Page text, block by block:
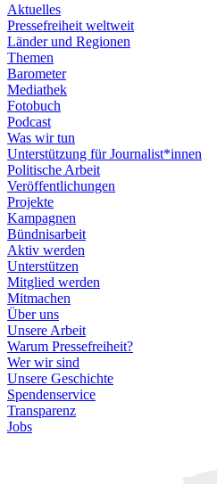
Aktuelles
Pressefreiheit weltweit
Länder und Regionen
Themen
Barometer
Mediathek
Fotobuch
Podcast
Was wir tun
Unterstützung für Journalist*innen
Politische Arbeit
Veröffentlichungen
Projekte
Kampagnen
Bündnisarbeit
Aktiv werden
Unterstützen
Mitglied werden
Mitmachen
Über uns
Unsere Arbeit
Warum Pressefreiheit?
Wer wir sind
Unsere Geschichte
Spendenservice
Transparenz
Jobs